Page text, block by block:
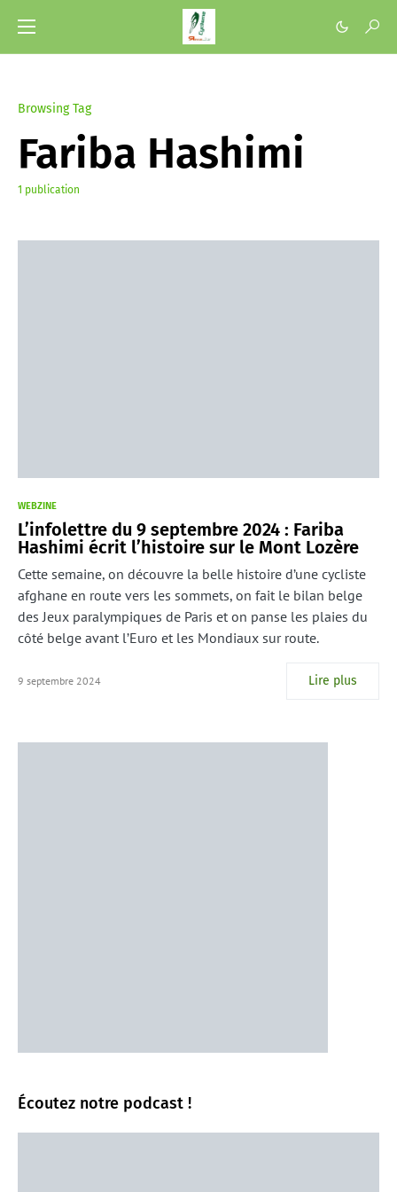
Browsing Tag
Fariba Hashimi
1 publication
WEBZINE
L’infolettre du 9 septembre 2024 : Fariba
Hashimi écrit l’histoire sur le Mont Lozère
Cette semaine, on découvre la belle histoire d’une cycliste
afghane en route vers les sommets, on fait le bilan belge
des Jeux paralympiques de Paris et on panse les plaies du
côté belge avant l’Euro et les Mondiaux sur route.
9 septembre 2024 Lire plus
Écoutez notre podcast !